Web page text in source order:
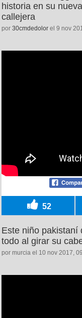
historia en su
callejera
por 30cmdedolor el 9 nov
52
Este niño pakistaní
todo al girar su
por murcia el 10 nov 2017,